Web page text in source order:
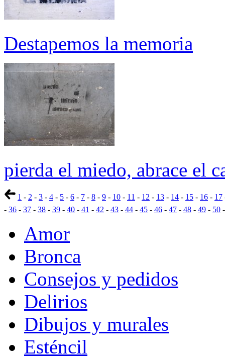
Destapemos la memoria
pierda el miedo, abrace el
1 - 2 - 3 - 4 - 5 - 6 - 7 - 8 - 9 - 10 - 11 - 12 - 13 - 14 - 15 - 16 - 17
- 36 - 37 - 38 - 39 - 40 - 41 - 42 - 43 - 44 - 45 - 46 - 47 - 48 - 49 - 50
Amor
Bronca
Consejos y pedidos
Delirios
Dibujos y murales
Esténcil